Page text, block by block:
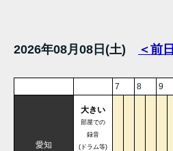
2026年08月08日(土) ＜前日
7 8 9
愛知
大きい
部屋での
録音
(ドラム等)